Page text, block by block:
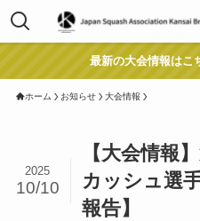
最新の大会情報はこ
ホーム お知らせ 大会情報
【大会情報
カッシュ選
報告】
2025
10/10